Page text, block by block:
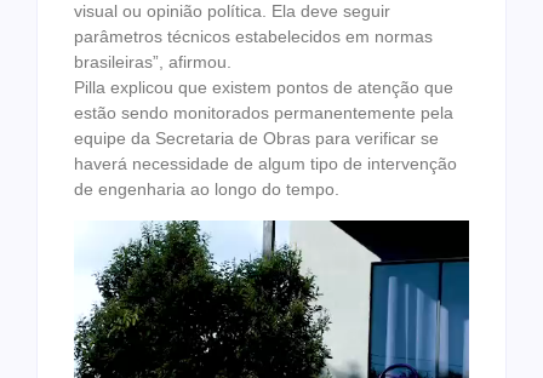
visual ou opinião política. Ela deve seguir
parâmetros técnicos estabelecidos em normas
brasileiras”, afirmou.
Pilla explicou que existem pontos de atenção que
estão sendo monitorados permanentemente pela
equipe da Secretaria de Obras para verificar se
haverá necessidade de algum tipo de intervenção
de engenharia ao longo do tempo.